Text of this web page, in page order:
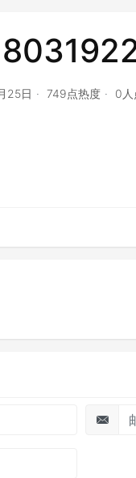
25日 749点热度 0人